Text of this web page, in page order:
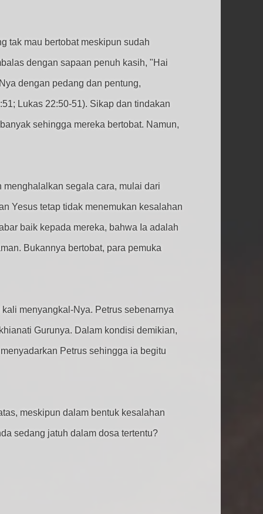
tak mau bertobat meskipun sudah
dengan sapaan penuh kasih, "Hai
dengan pedang dan pentung,
Lukas 22:50-51). Sikap dan tindakan
sehingga mereka bertobat. Namun,
segala cara, mulai dari
Yesus tetap tidak menemukan kesalahan
baik kepada mereka, bahwa Ia adalah
Bukannya bertobat, para pemuka
menyangkal-Nya. Petrus sebenarnya
Gurunya. Dalam kondisi demikian,
Petrus sehingga ia begitu
meskipun dalam bentuk kesalahan
sedang jatuh dalam dosa tertentu?